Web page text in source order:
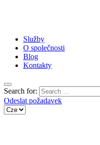
Služby
O společnosti
Blog
Kontakty
Search for:
Odeslat požadavek